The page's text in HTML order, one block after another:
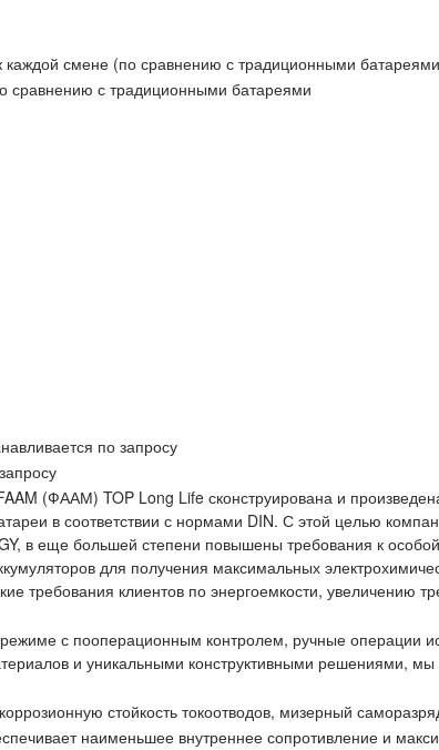
каждой смене (по сравнению с традиционными
сравнению с традиционными батареями
по запросу
(ФААМ) TOP Long Life сконструирована и
в соответствии с нормами DIN. С этой целью
в еще большей степени повышены требования к
для получения максимальных
требования клиентов по энергоемкости, увеличению
с пооперационным контролем, ручные операции
и уникальными конструктивными решениями,
стойкость токоотводов, мизерный
наименьшее внутреннее сопротивление и